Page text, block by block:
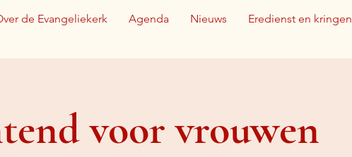
de Evangeliekerk Agenda Nieuws Eredienst en kringen
voor vrouwen